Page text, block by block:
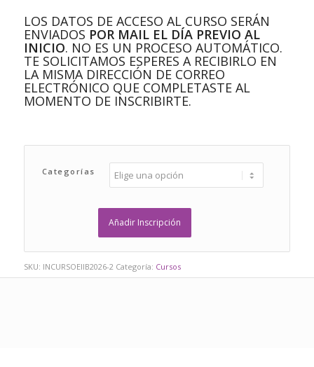
LOS DATOS DE ACCESO AL CURSO SERÁN
ENVIADOS POR MAIL EL DÍA PREVIO AL
INICIO. NO ES UN PROCESO AUTOMÁTICO.
TE SOLICITAMOS ESPERES A RECIBIRLO EN
LA MISMA DIRECCIÓN DE CORREO
ELECTRÓNICO QUE COMPLETASTE AL
MOMENTO DE INSCRIBIRTE.
Categorías
Añadir Inscripción
SKU: INCURSOEIIB2026-2 Categoría: Cursos